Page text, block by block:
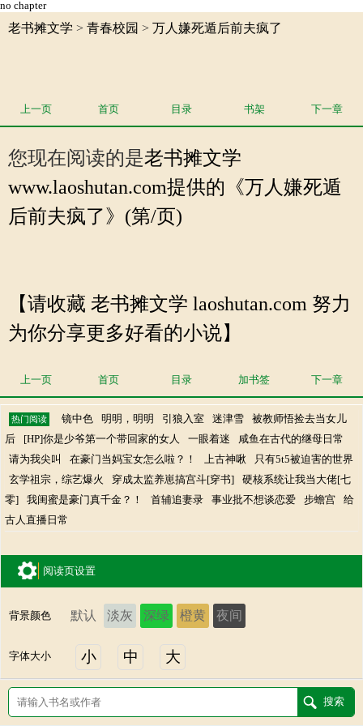
no chapter
老书摊文学 > 青春校园 > 万人嫌死遁后前夫疯了
上一页 首页 目录 书架 下一章
您现在阅读的是老书摊文学
www.laoshutan.com提供的《万人嫌死遁
后前夫疯了》(第/页)
【请收藏 老书摊文学 laoshutan.com 努力
为你分享更多好看的小说】
上一页 首页 目录 加书签 下一章
热门阅读 镜中色 明明，明明 引狼入室 迷津雪
被教师悟捡去当女儿
后
[HP]你是少爷第一个带回家的女人 一眼着迷
咸鱼在古代的继母日常
请为我尖叫
在豪门当妈宝女怎么啦？！ 上古神啾
只有5t5被迫害的世界
玄学祖宗，综艺爆火
穿成太监养崽搞宫斗[穿书]
硬核系统让我当大佬[七
零]
我闺蜜是豪门真千金？！ 首辅追妻录 事业批不想谈恋爱 步蟾宫
给
古人直播日常
阅读页设置
背景颜色 默认 淡灰 深绿 橙黄 夜间
字体大小 小 中 大